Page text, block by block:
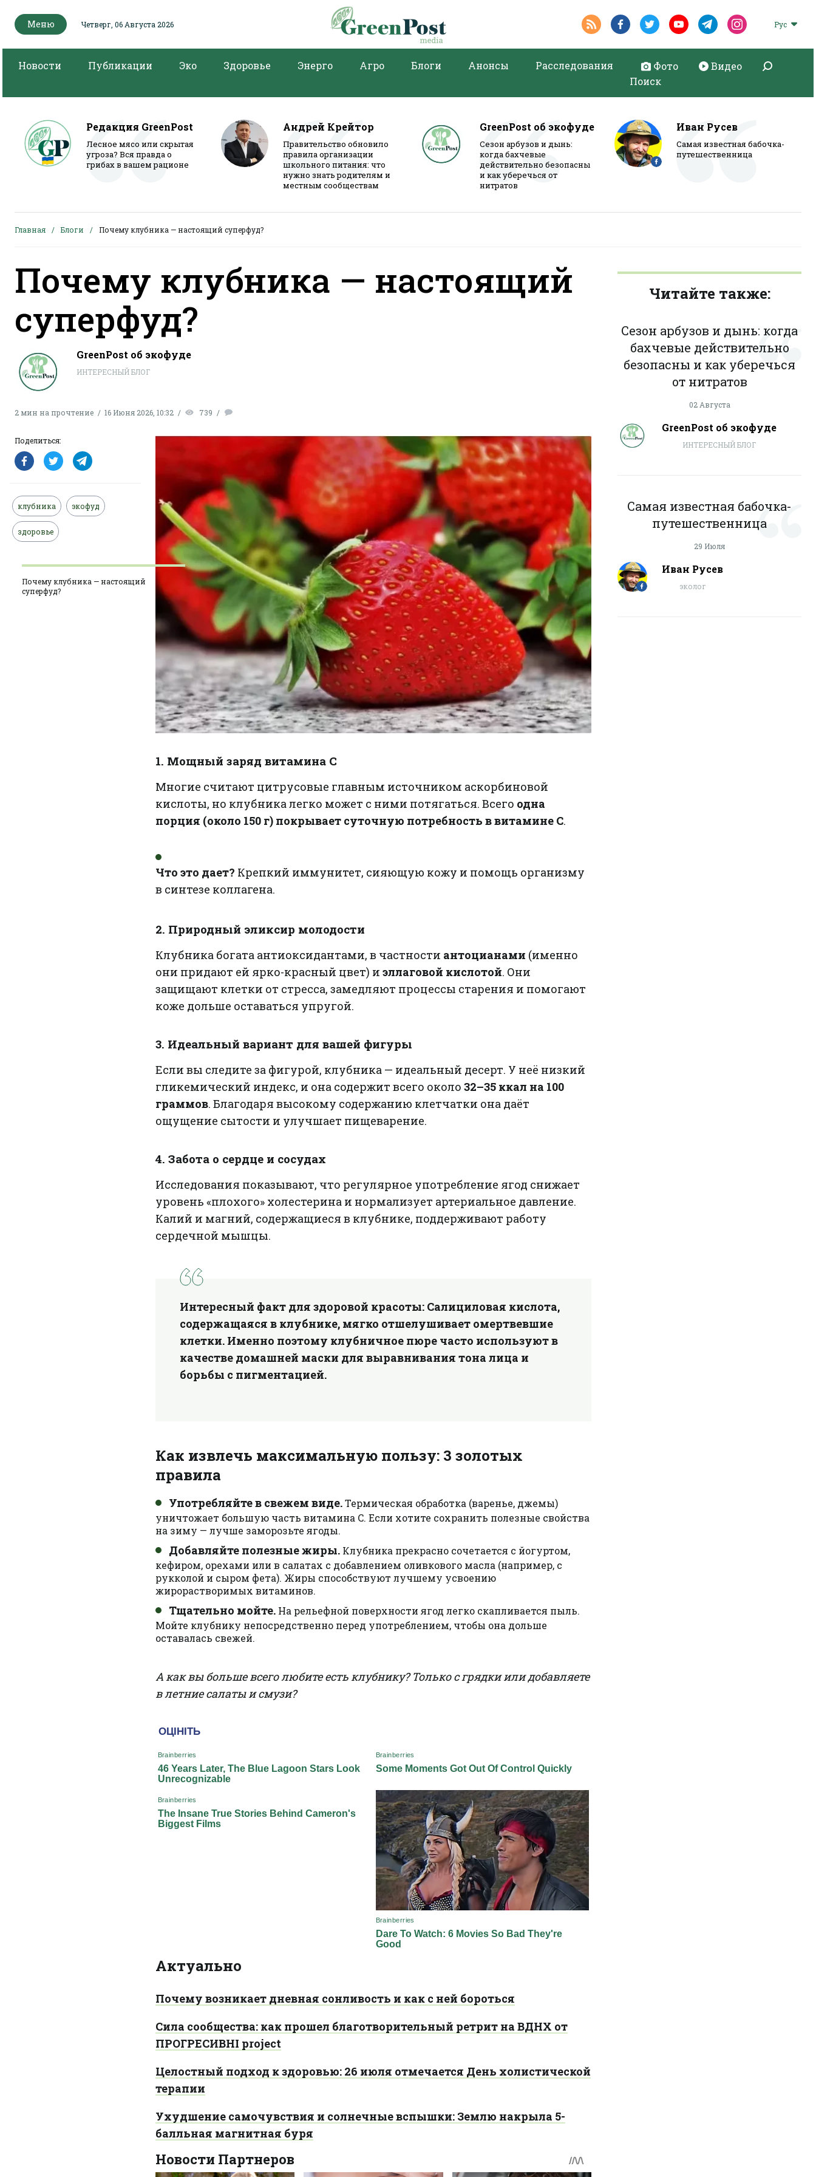
Меню Четверг, 06 Августа 2026 Рус
Новости Публикации Эко Здоровье Энерго Агро Блоги Анонсы Расследования Фото
Видео
Поиск
Редакция GreenPost
Лесное мясо или скрытая
угроза? Вся правда о
грибах в вашем рационе
Андрей Крейтор
Правительство обновило
правила организации
школьного питания: что
нужно знать родителям и
местным сообществам
GreenPost об экофуде
Сезон арбузов и дынь:
когда бахчевые
действительно безопасны
и как уберечься от
нитратов
Иван Русев
Самая известная бабочка-
путешественница
Главная Блоги Почему клубника — настоящий суперфуд?
Почему клубника — настоящий
суперфуд?
GreenPost об экофуде
ИНТЕРЕСНЫЙ БЛОГ
2 мин на прочтение 16 Июня 2026, 10:32 739
Поделиться:
клубника экофуд
здоровье
Почему клубника — настоящий
суперфуд?
1. Мощный заряд витамина С
Многие считают цитрусовые главным источником аскорбиновой
кислоты, но клубника легко может с ними потягаться. Всего одна
порция (около 150 г) покрывает суточную потребность в витамине C.
Что это дает? Крепкий иммунитет, сияющую кожу и помощь организму
в синтезе коллагена.
2. Природный эликсир молодости
Клубника богата антиоксидантами, в частности антоцианами (именно
они придают ей ярко-красный цвет) и эллаговой кислотой. Они
защищают клетки от стресса, замедляют процессы старения и помогают
коже дольше оставаться упругой.
3. Идеальный вариант для вашей фигуры
Если вы следите за фигурой, клубника — идеальный десерт. У неё низкий
гликемический индекс, и она содержит всего около 32–35 ккал на 100
граммов. Благодаря высокому содержанию клетчатки она даёт
ощущение сытости и улучшает пищеварение.
4. Забота о сердце и сосудах
Исследования показывают, что регулярное употребление ягод снижает
уровень «плохого» холестерина и нормализует артериальное давление.
Калий и магний, содержащиеся в клубнике, поддерживают работу
сердечной мышцы.
Интересный факт для здоровой красоты: Салициловая кислота,
содержащаяся в клубнике, мягко отшелушивает омертвевшие
клетки. Именно поэтому клубничное пюре часто используют в
качестве домашней маски для выравнивания тона лица и
борьбы с пигментацией.
Как извлечь максимальную пользу: 3 золотых
правила
Употребляйте в свежем виде.Термическая обработка (варенье, джемы)
уничтожает большую часть витамина C. Если хотите сохранить полезные свойства
на зиму — лучше заморозьте ягоды.
Добавляйте полезные жиры. Клубника прекрасно сочетается с йогуртом,
кефиром, орехами или в салатах с добавлением оливкового масла (например, с
рукколой и сыром фета). Жиры способствуют лучшему усвоению
жирорастворимых витаминов.
Тщательно мойте. На рельефной поверхности ягод легко скапливается пыль.
Мойте клубнику непосредственно перед употреблением, чтобы она дольше
оставалась свежей.
А как вы больше всего любите есть клубнику? Только с грядки или добавляете
в летние салаты и смузи?
Актуально
Почему возникает дневная сонливость и как с ней бороться
Сила сообщества: как прошел благотворительный ретрит на ВДНХ от
ПРОГРЕСИВНІ project
Целостный подход к здоровью: 26 июля отмечается День холистической
терапии
Ухудшение самочувствия и солнечные вспышки: Землю накрыла 5-
балльная магнитная буря
Читайте также:
Сезон арбузов и дынь: когда
бахчевые действительно
безопасны и как уберечься
от нитратов
02 Августа
GreenPost об экофуде
ИНТЕРЕСНЫЙ БЛОГ
Самая известная бабочка-
путешественница
29 Июля
Иван Русев
эколог